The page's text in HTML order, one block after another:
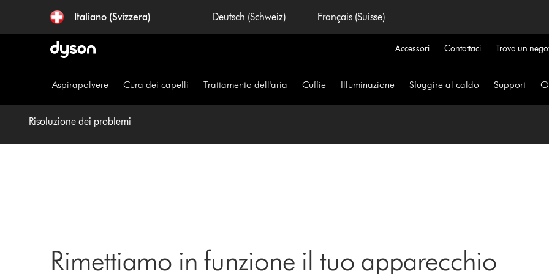
navigazione
Italiano (Svizzera) Deutsch (Schweiz) Français (Suisse)
Accessori Contattaci Trova un
Aspirapolvere Cura dei capelli Trattamento dell'aria Cuffie Illuminazione Sfuggire al caldo Support
Risoluzione dei problemi
Rimettiamo in funzione il tuo apparecchio